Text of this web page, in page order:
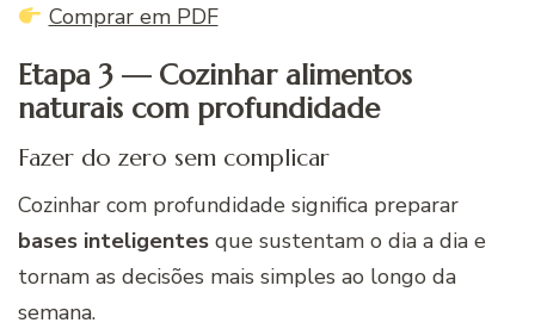
Comprar em PDF
Etapa 3 — Cozinhar alimentos
naturais com profundidade
Fazer do zero sem complicar
Cozinhar com profundidade significa preparar
bases inteligentes que sustentam o dia a dia e
tornam as decisões mais simples ao longo da
semana.